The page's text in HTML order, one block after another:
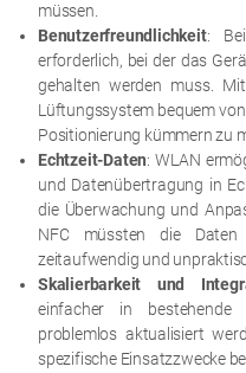
müssen.
Benutzerfreundlichkeit:
erforderlich, bei der das
gehalten werden muss.
Lüftungssystem bequem
Positionierung kümmern zu
Echtzeit-Daten: WLAN
und Datenübertragung in
die Überwachung und
NFC müssten die
zeitaufwendig und
Skalierbarkeit und
einfacher in bestehende
problemlos aktualisiert
spezifische Einsatzzwecke